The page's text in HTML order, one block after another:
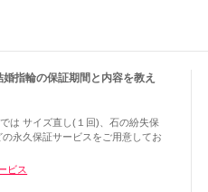
指輪の保証期間と内容を教え
は サイズ直し(１回)、石の紛失保
永久保証サービスをご用意してお
ビス